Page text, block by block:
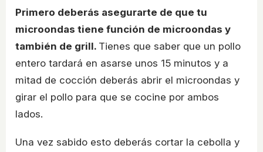
Primero deberás asegurarte de que tu
microondas tiene función de microondas y
también de grill. Tienes que saber que un pollo
entero tardará en asarse unos 15 minutos y a
mitad de cocción deberás abrir el microondas y
girar el pollo para que se cocine por ambos
lados.
Una vez sabido esto deberás cortar la cebolla y